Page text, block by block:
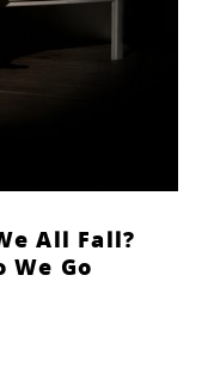
All Fall
We Go